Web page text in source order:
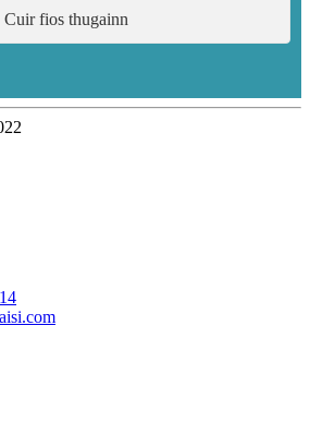
Cuir fios thugainn